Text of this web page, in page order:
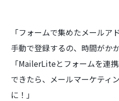
「フォームで集めたメール
手動で登録するの、時間がか
「MailerLiteとフォームを連
できたら、メールマーケティ
に！」